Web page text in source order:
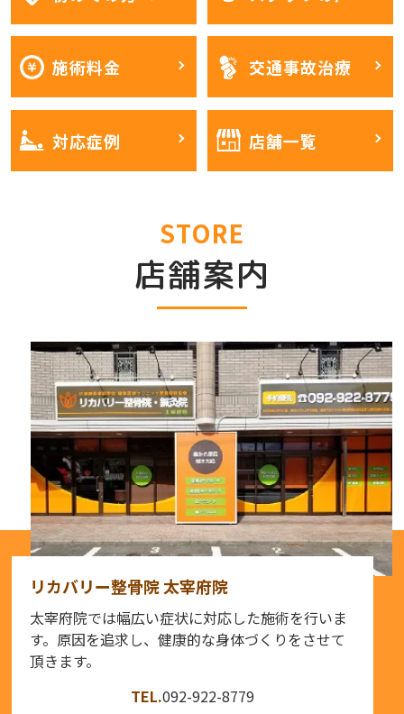
施術料金 交通事故治療
対応症例 店舗一覧
STORE
店舗案内
リカバリー整骨院 太宰府院
太宰府院では幅広い症状に対応した施術を行いま
す。原因を追求し、健康的な身体づくりをさせて
頂きます。
TEL.092-922-8779